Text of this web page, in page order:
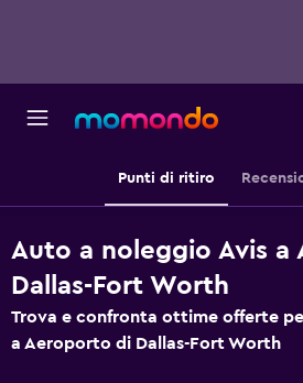
Punti di ritiro
Auto a noleggio Avis a
Dallas-Fort Worth
Trova e confronta ottime offerte
a Aeroporto di Dallas-Fort Worth